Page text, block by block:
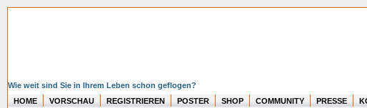
Wie weit sind Sie in Ihrem Leben schon geflogen?
HOME
VORSCHAU REGISTRIEREN POSTER SHOP COMMUNITY PRESSE